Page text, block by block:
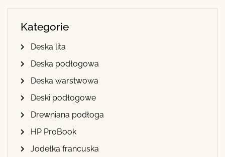
Kategorie
Deska lita
Deska podłogowa
Deska warstwowa
Deski podłogowe
Drewniana podłoga
HP ProBook
Jodełka francuska